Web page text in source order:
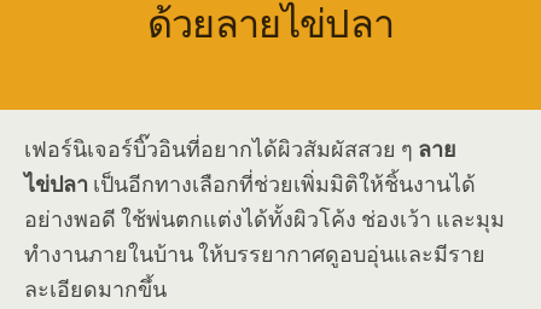
ด้วยลายไข่ปลา
เฟอร์นิเจอร์บิ๊วอินที่อยากได้ผิวสัมผัสสวย ๆ ลาย
ไข่ปลา เป็นอีกทางเลือกที่ช่วยเพิ่มมิติให้ชิ้นงานได้
อย่างพอดี ใช้พ่นตกแต่งได้ทั้งผิวโค้ง ช่องเว้า และมุม
ทำงานภายในบ้าน ให้บรรยากาศดูอบอุ่นและมีราย
ละเอียดมากขึ้น